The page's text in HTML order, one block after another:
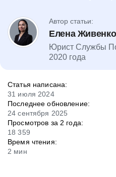
Автор статьи:
Елена Живенко
Юрист Службы
2020 года
Статья написана:
31 июля 2024
Последнее обновление:
24 сентября 2025
Просмотров за 2 года:
18 359
Время чтения:
2 мин